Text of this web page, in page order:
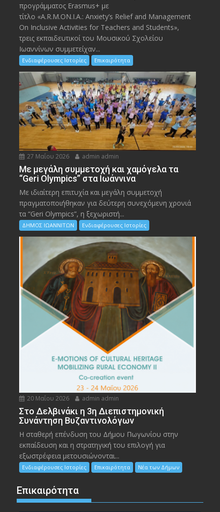
προγράμματος Erasmus+ με
τίτλο «A.R.M.ON.I.A.: Anxiety’s Relief and Management
On Inclusive Activities for Teachers and Students»,
τρεις εκπαιδευτικοί του Μουσικού Σχολείου
Ιωαννίνων συμμετείχαν...
Ενδιαφέρουσες Ιστορίες Επικαιρότητα
27 Μαΐου 2026 admin admin
Με μεγάλη συμμετοχή και χαμόγελα τα
“Geri Olympics” στα Ιωάννινα
Με ιδιαίτερη επιτυχία και μεγάλη συμμετοχή
πραγματοποιήθηκαν για δεύτερη συνεχόμενη χρονιά
τα “Geri Olympics”, η ξεχωριστή...
ΔΗΜΟΣ ΙΩΑΝΝΙΤΩΝ Ενδιαφέρουσες Ιστορίες
20 Μαΐου 2026 admin admin
Στο Δελβινάκι η 3η Διεπιστημονική
Συνάντηση Βυζαντινολόγων
Η σταθερή επένδυση του Δήμου Πωγωνίου στην
εκπαίδευση και η στρατηγική του επιλογή για
εξωστρέφεια μετουσιώνονται...
Ενδιαφέρουσες Ιστορίες Επικαιρότητα Νέα των Δήμων
Επικαιρότητα